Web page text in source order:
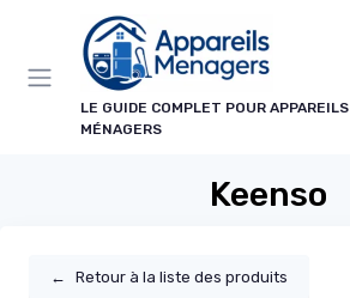
LE GUIDE COMPLET POUR APPAREILS
MÉNAGERS
Keenso
← Retour à la liste des produits
Panneau de gestion des cookies